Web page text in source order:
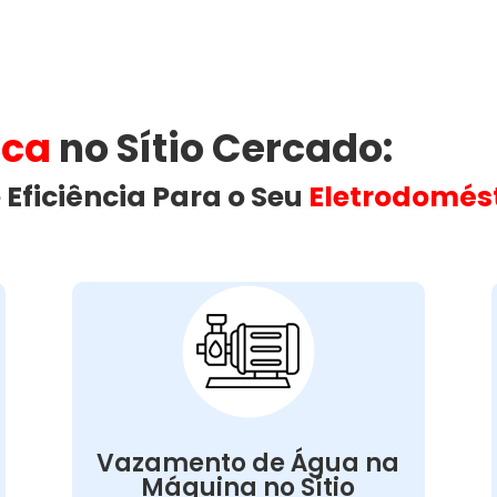
no Sítio Cercado​:
Eficiência Para o Seu
Vazamento de Água na
Máquina no Sítio
Vazamento de Água na
Máquina de Lavar:
Vazamentos podem ser causados por
conexões soltas ou danos nas
mangueiras
. Além de afetar o